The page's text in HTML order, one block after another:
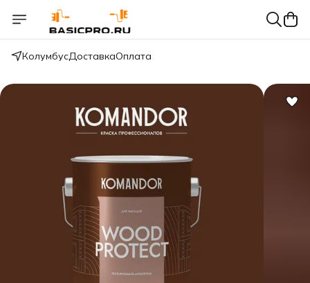
КолумбусДоставкаОплата